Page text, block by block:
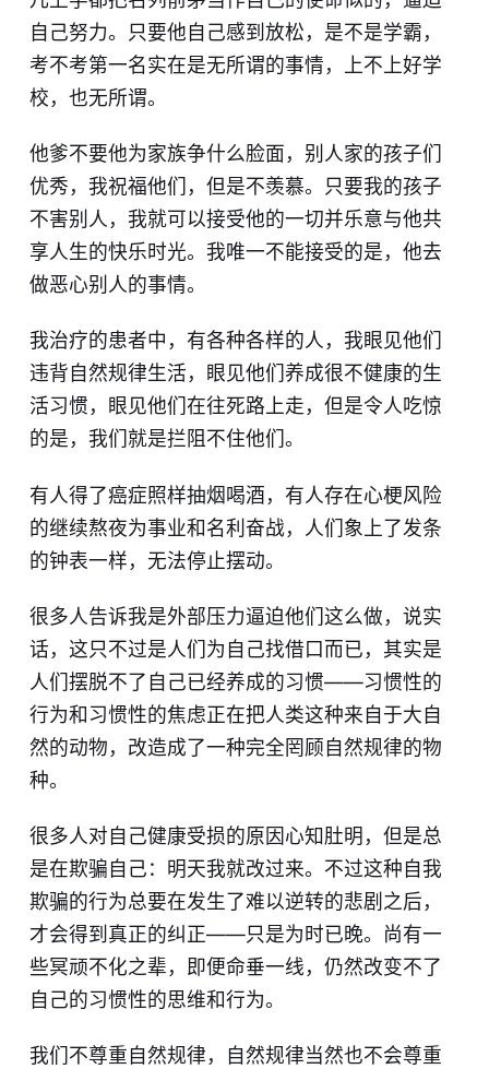
自己努力。只要他自己感到放松，是不是学霸，
考不考第一名实在是无所谓的事情，上不上好学
校，也无所谓。
​他爹不要他为家族争什么脸面，别人家的孩子们
优秀，我祝福他们，但是不羡慕。只要我的孩子
不害别人，我就可以接受他的一切并乐意与他共
享人生的快乐时光。我唯一不能接受的是，他去
做恶心别人的事情。
我治疗的患者中，有各种各样的人，我眼见他们
违背自然规律生活，眼见他们养成很不健康的生
活习惯，眼见他们在往死路上走，但是令人吃惊
的是，我们就是拦阻不住他们。
有人得了癌症照样抽烟喝酒，有人存在心梗风险
的继续熬夜为事业和名利奋战，人们象上了发条
的钟表一样，无法停止摆动。
很多人告诉我是外部压力逼迫他们这么做，说实
话，这只不过是人们为自己找借口而已，其实是
人们摆脱不了自己已经养成的习惯——习惯性的
行为和习惯性的焦虑正在把人类这种来自于大自
然的动物，改造成了一种完全罔顾自然规律的物
种。
很多人对自己健康受损的原因心知肚明，但是总
是在欺骗自己：明天我就改过来。不过这种自我
欺骗的行为总要在发生了难以逆转的悲剧之后，
才会得到真正的纠正——只是为时已晚。尚有一
些冥顽不化之辈，即便命垂一线，仍然改变不了
自己的习惯性的思维和行为。
我们不尊重自然规律，自然规律当然也不会尊重